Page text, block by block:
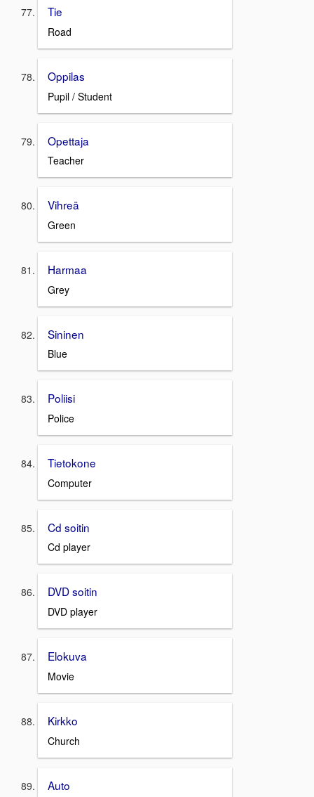
Tie
Road
Oppilas
Pupil / Student
Opettaja
Teacher
Vihreä
Green
Harmaa
Grey
Sininen
Blue
Poliisi
Police
Tietokone
Computer
Cd soitin
Cd player
DVD soitin
DVD player
Elokuva
Movie
Kirkko
Church
Auto